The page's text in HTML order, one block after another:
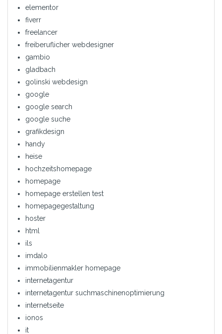
elementor
fiverr
freelancer
freiberuflicher webdesigner
gambio
gladbach
golinski webdesign
google
google search
google suche
grafikdesign
handy
heise
hochzeitshomepage
homepage
homepage erstellen test
homepagegestaltung
hoster
html
ils
imdalo
immobilienmakler homepage
internetagentur
internetagentur suchmaschinenoptimierung
internetseite
ionos
it